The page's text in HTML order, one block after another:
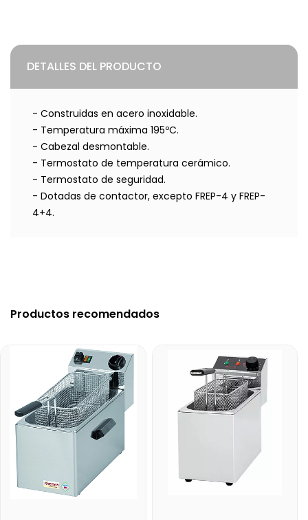
DETALLES DEL PRODUCTO
- Construidas en acero inoxidable.
- Temperatura máxima 195ºC.
- Cabezal desmontable.
- Termostato de temperatura cerámico.
- Termostato de seguridad.
- Dotadas de contactor, excepto FREP-4 y FREP-
4+4.
Productos recomendados